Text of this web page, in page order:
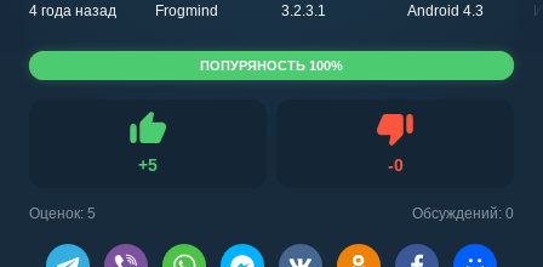
4 года назад
Frogmind
3.2.3.1
Android 4.3
+5
Нравится
-0Не нравится
Оценок: 5 Обсуждений: 0
ПОПУРЯНОСТЬ 100%